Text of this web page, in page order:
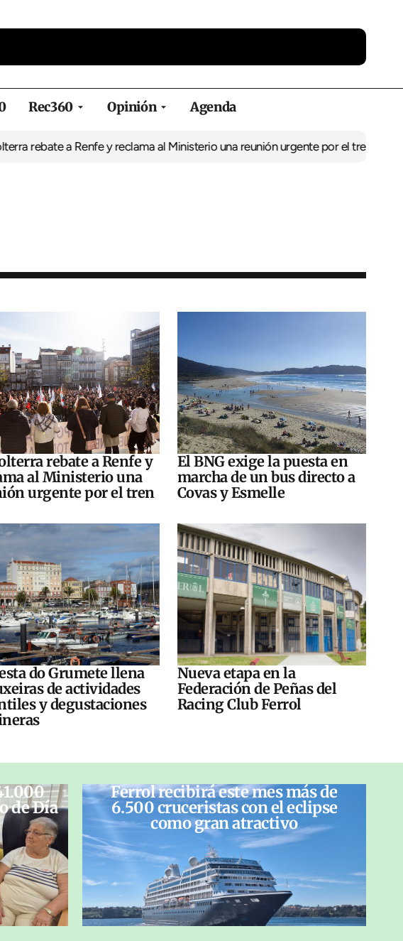
Rec360 Opinión Agenda
a Renfe y reclama al Ministerio una reunión urgente por el trenEl BNG exige
rebate a Renfe y
al Ministerio una
urgente por el tren
El BNG exige la puesta en
marcha de un bus directo a
Covas y Esmelle
do Grumete llena
de actividades
y degustaciones
Nueva etapa en la
Federación de Peñas del
Racing Club Ferrol
de Día
Ferrol recibirá este mes más de
6.500 cruceristas con el eclipse
como gran atractivo